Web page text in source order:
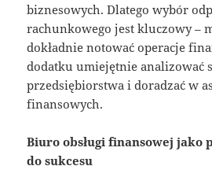
biznesowych. Dlatego wybór
rachunkowego jest kluczowy –
dokładnie notować operacje
dodatku umiejętnie analizować
przedsiębiorstwa i doradzać w
finansowych.
Biuro obsługi finansowej jako
do sukcesu